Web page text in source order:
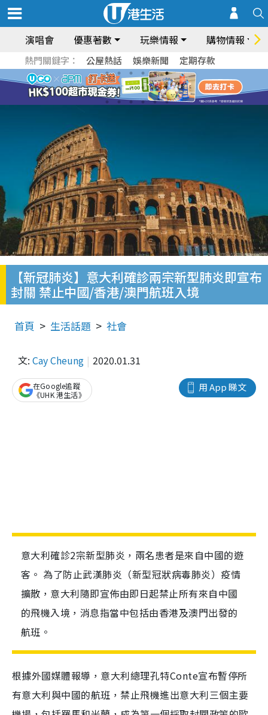
演唱會 優惠著數 玩樂情報 購物情報
熱門關鍵字： 公屋熱話 娛樂新聞 定期存款
【新冠肺炎】意大利確診兩宗新型肺炎即宣布
封關 禁止中國/香港/澳門航班入境
首頁 生活話題 社會
文: Cay Cheung 2020.01.31
用 App 睇文
在Google追蹤
《UHK 港生活》
意大利確診2宗新型肺炎，兩名患者是來自中國的遊
客。 為了防止武漢肺炎（新型冠狀病毒肺炎）疫情
擴散，意大利隨即宣佈由即日起禁止所有來自中國
的飛機入境，消息指當中包括由香港及澳門出發的
航班。
根據外國媒體報導，意大利總理孔特Conte宣布暫停所
有意大利與中國的航班，禁止飛機進出意大利三個主要